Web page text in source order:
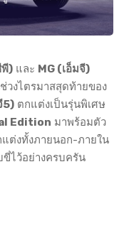
พี) และ MG (เอ็มจี)
วงไตรมาสสุดท้ายของ
5) ตกแต่งเป็นรุ่นพิเศษ
Edition มาพร้อมตัว
ต่งทั้งภายนอก-ภายใน
ไว้อย่างครบครัน